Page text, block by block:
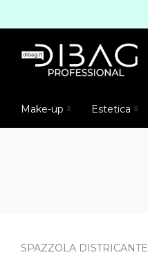
Make-up Estetica
SPAZZOLA DISTRICANTE